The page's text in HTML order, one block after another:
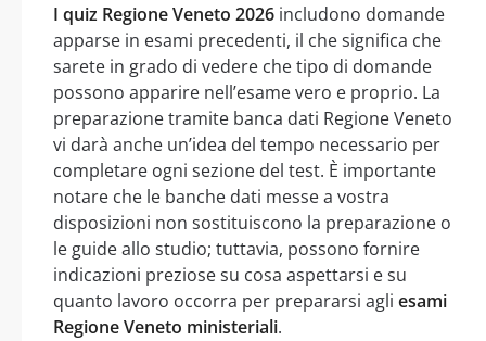
I quiz Regione Veneto 2026 includono domande
apparse in esami precedenti, il che significa che
sarete in grado di vedere che tipo di domande
possono apparire nell’esame vero e proprio. La
preparazione tramite banca dati Regione Veneto
vi darà anche un’idea del tempo necessario per
completare ogni sezione del test. È importante
notare che le banche dati messe a vostra
disposizioni non sostituiscono la preparazione o
le guide allo studio; tuttavia, possono fornire
indicazioni preziose su cosa aspettarsi e su
quanto lavoro occorra per prepararsi agli esami
Regione Veneto ministeriali.